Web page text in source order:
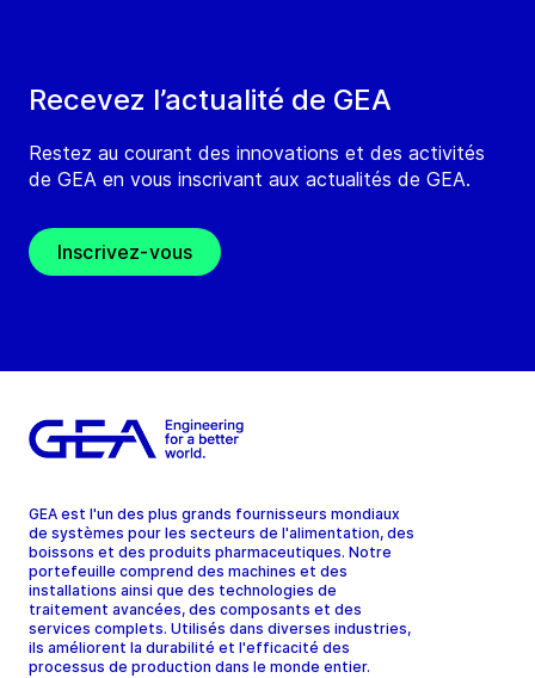
Recevez l’actualité de GEA
Restez au courant des innovations et des activités
de GEA en vous inscrivant aux actualités de GEA.
Inscrivez-vous
GEA est l'un des plus grands fournisseurs mondiaux
de systèmes pour les secteurs de l'alimentation, des
boissons et des produits pharmaceutiques. Notre
portefeuille comprend des machines et des
installations ainsi que des technologies de
traitement avancées, des composants et des
services complets. Utilisés dans diverses industries,
ils améliorent la durabilité et l'efficacité des
processus de production dans le monde entier.